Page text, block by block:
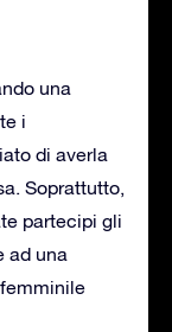
una
i
di averla
Soprattutto,
partecipi gli
ad una